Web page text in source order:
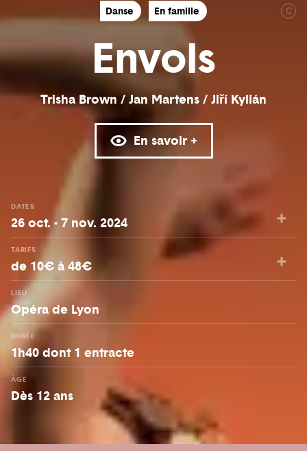
C
Danse En famille
Envols
Trisha Brown / Jan Martens / Jiří Kylián
En savoir +
DATES
26 oct. - 7 nov. 2024
TARIFS
de 10€ à 48€
LIEU
Opéra de Lyon
DURÉE
1h40 dont 1 entracte
ÂGE
Dès 12 ans